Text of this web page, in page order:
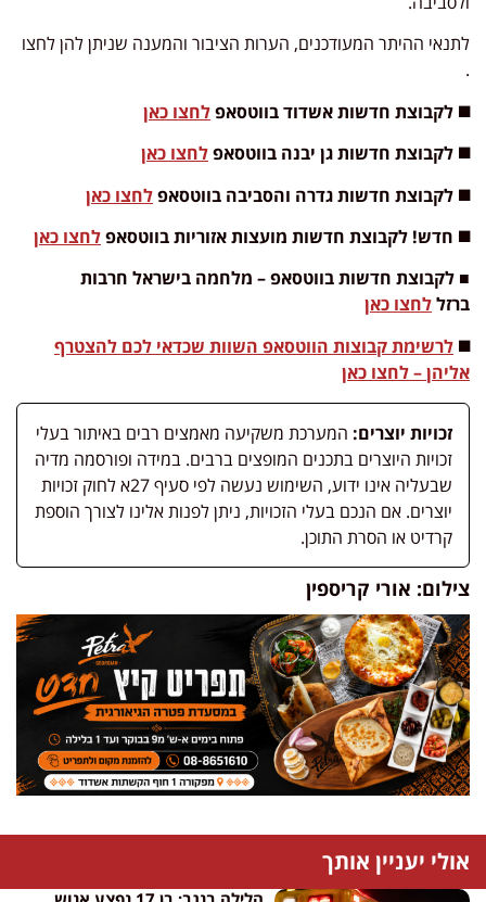
לתנאי ההיתר המעודכנים, הערות הציבור והמענה שניתן להן לחצו
.
◼️ לקבוצת חדשות אשדוד בווטסאפלחצו כאן
◼️ לקבוצת חדשות גן יבנה בווטסאפלחצו כאן
◼️ לקבוצת חדשות גדרה והסביבה בווטסאפלחצו כאן
◼️ חדש! לקבוצת חדשות מועצות אזוריות בווטסאפלחצו כאן
■ לקבוצת חדשות בווטסאפ – מלחמה בישראל חרבות
ברזללחצו כאן
◼️ לרשימת קבוצות הווטסאפ השוות שכדאי לכם להצטרף
אליהן – לחצו כאן
זכויות יוצרים: המערכת משקיעה מאמצים רבים באיתור בעלי
זכויות היוצרים בתכנים המופצים ברבים. במידה ופורסמה מדיה
שבעליה אינו ידוע, השימוש נעשה לפי סעיף 27א לחוק זכויות
יוצרים. אם הנכם בעלי הזכויות, ניתן לפנות אלינו לצורך הוספת
קרדיט או הסרת התוכן.
צילום: אורי קריספין
אולי יעניין אותך